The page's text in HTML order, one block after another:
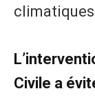
Civile a